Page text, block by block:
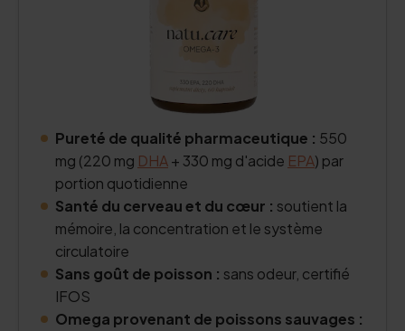
Pureté de qualité pharmaceutique : 550
mg (220 mg DHA+ 330 mg d'acide EPA) par
portion quotidienne
Santé du cerveau et du cœur : soutient la
mémoire, la concentration et le système
circulatoire
Sans goût de poisson : sans odeur, certifié
IFOS
Omega provenant de poissons sauvages :